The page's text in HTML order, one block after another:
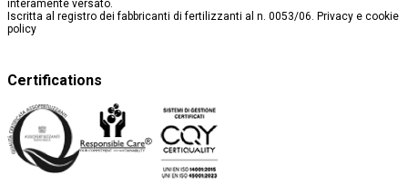
interamente versato.
Iscritta al registro dei fabbricanti di fertilizzanti al n. 0053/06. Privacy e cookie
policy
Certifications